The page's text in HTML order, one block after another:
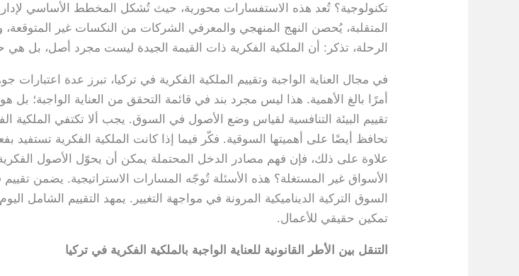
تكنولوجية؟ تُعد هذه الاستفسارات محورية، حيث تُشكل المخطط الأساسي
المتقلبة، يُحصن النهج المنهجي والمعرفي الشركات من النكسات غير المتوقعة،
الرحلة، تذكر: أن الملكية الفكرية ذات القيمة الجيدة ليست مجرد أصل، بل
في مجال العناية الواجبة وتقييم الملكية الفكرية في تركيا، تبرز عدة اعتبارات
أمرًا بالغ الأهمية. هذا ليس مجرد بند في قائمة التحقق من العناية الواجبة؛
تقييم البيئة التنافسية لقياس وضع الأصول في السوق. يجب ألا تكتفي الملكية
تحافظ أيضًا على أهميتها السوقية. فكّر فيما إذا كانت الملكية الفكرية تستفيد
علاوة على ذلك، فإن فهم مصادر الدخل المحتملة يمكن أن يحوّل الأصول
الأسواق غير المستغلة؟ هذه الأسئلة تُوجّه المسارات الاستراتيجية. يضمن
السوق التركية الديناميكية المرونة في مواجهة التغيير. يمهد التقييم الشامل
تمكين حقيقي للأعمال.
التنقل بين الأطر القانونية للعناية الواجبة بالملكية الفكرية في تركيا